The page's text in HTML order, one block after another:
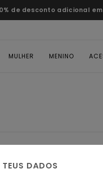
de desconto adicional
MULHER MENINO
DADOS